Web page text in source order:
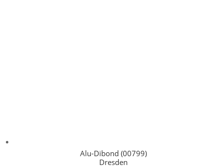
Alu-Dibond (00799)
Dresden